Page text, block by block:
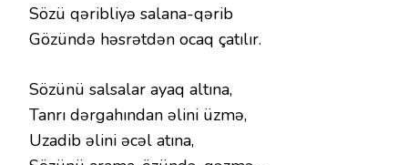
Sözü qəribliyə salana-qərib
Gözündə həsrətdən ocaq çatılır.
Sözünü salsalar ayaq altına,
Tanrı dərgahından əlini üzmə,
Uzadib əlini əcəl atına,